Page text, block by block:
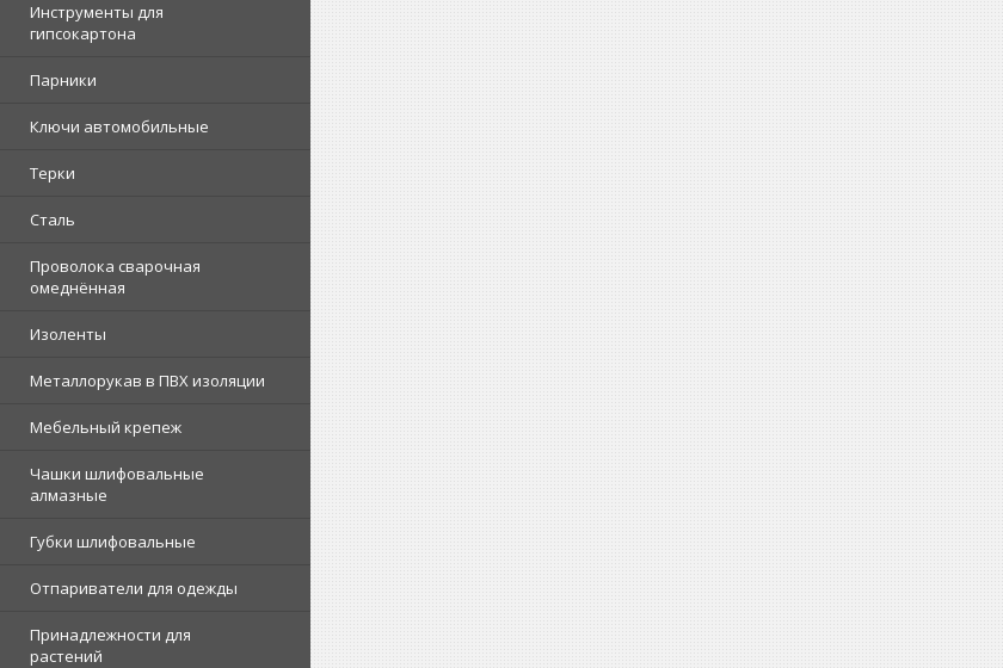
Инструменты для
гипсокартона
Парники
Ключи автомобильные
Терки
Сталь
Проволока сварочная
омеднённая
Изоленты
Металлорукав в ПВХ изоляции
Мебельный крепеж
Чашки шлифовальные
алмазные
Губки шлифовальные
Отпариватели для одежды
Принадлежности для
растений